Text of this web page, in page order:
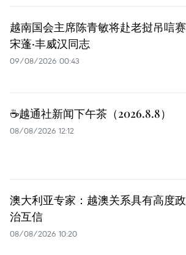
越南国会主席陈青敏将赴老挝吊唁赛
宋蓬·丰威汉同志
09/08/2026 00:43
☕️越通社新闻下午茶（2026.8.8）
08/08/2026 12:12
澳大利亚专家：越澳关系具有高度政
治互信
08/08/2026 10:20